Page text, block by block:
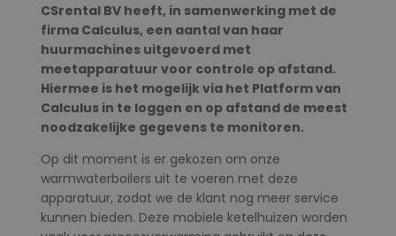
CSrental BV heeft, in samenwerking met de
firma Calculus, een aantal van haar
huurmachines uitgevoerd met
meetapparatuur voor controle op afstand.
Hiermee is het mogelijk via het Platform van
Calculus in te loggen en op afstand de meest
noodzakelijke gegevens te monitoren.
Op dit moment is er gekozen om onze
warmwaterboilers uit te voeren met deze
apparatuur, zodat we de klant nog meer service
kunnen bieden. Deze mobiele ketelhuizen worden